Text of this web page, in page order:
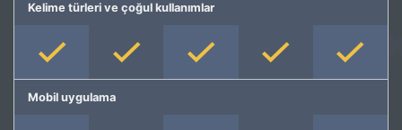
Kelime türleri ve çoğul kullanımlar
Mobil uygulama